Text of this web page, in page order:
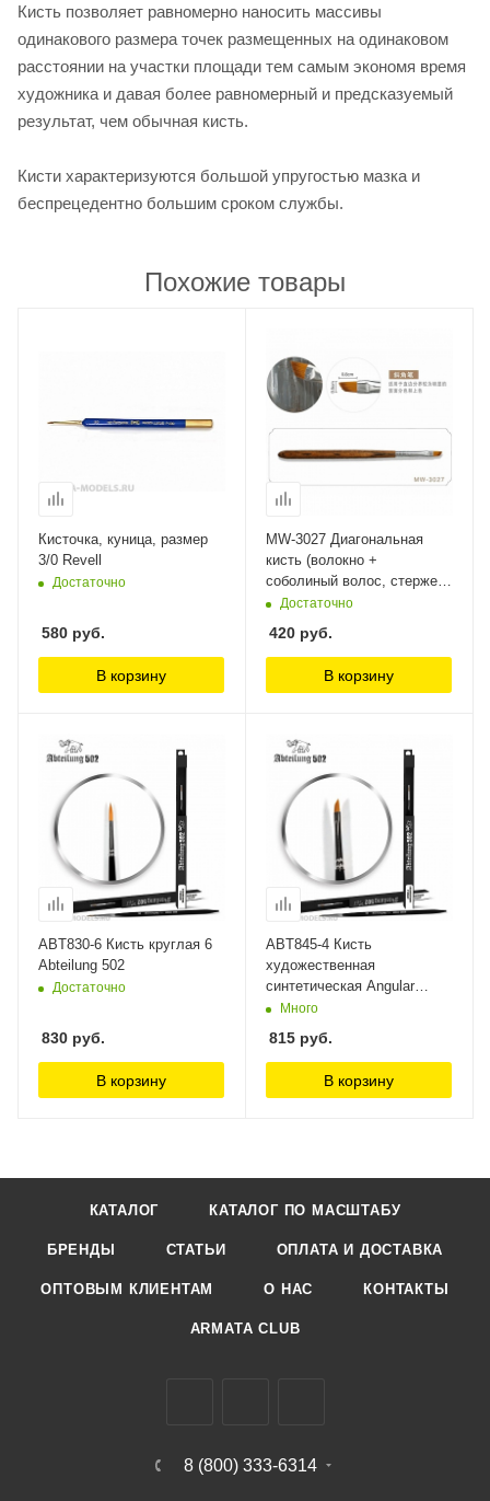
Кисть позволяет равномерно наносить массивы
одинакового размера точек размещенных на одинаковом
расстоянии на участки площади тем самым экономя время
художника и давая более равномерный и предсказуемый
результат, чем обычная кисть.
Кисти характеризуются большой упругостью мазка и
беспрецедентно большим сроком службы.
Похожие товары
Кисточка, куница, размер
3/0 Revell
Достаточно
580 руб.
В корзину
MW-3027 Диагональная
кисть (волокно +
соболиный волос, стержень
из сандалового дерева)
Достаточно
420 руб.
В корзину
ABT830-6 Кисть круглая 6
Abteilung 502
Достаточно
830 руб.
В корзину
ABT845-4 Кисть
художественная
синтетическая Angular
Brush 4 Abteilung 502
Много
815 руб.
В корзину
КАТАЛОГ КАТАЛОГ ПО МАСШТАБУ
БРЕНДЫ СТАТЬИ ОПЛАТА И ДОСТАВКА
ОПТОВЫМ КЛИЕНТАМ О НАС КОНТАКТЫ
ARMATA CLUB
8 (800) 333-6314